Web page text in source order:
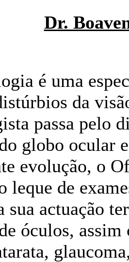
Dr.
é uma
da
passa pelo
globo ocular
evolução, o
leque de
sua actuação
óculos,